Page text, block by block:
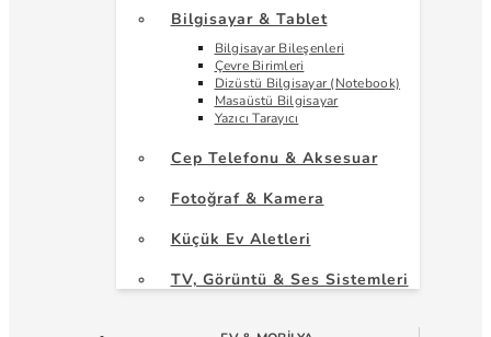
Bilgisayar & Tablet
Bilgisayar Bileşenleri
Çevre Birimleri
Dizüstü Bilgisayar (Notebook)
Masaüstü Bilgisayar
Yazıcı Tarayıcı
Cep Telefonu & Aksesuar
Fotoğraf & Kamera
Küçük Ev Aletleri
TV, Görüntü & Ses Sistemleri